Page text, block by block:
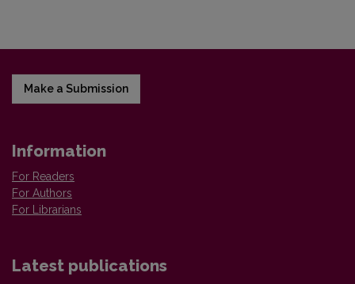
Make a Submission
Information
For Readers
For Authors
For Librarians
Latest publications